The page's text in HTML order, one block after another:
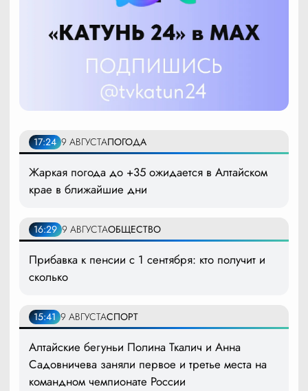
17:24 9 АВГУСТАПОГОДА
Жаркая погода до +35 ожидается в Алтайском
крае в ближайшие дни
16:29 9 АВГУСТАОБЩЕСТВО
Прибавка к пенсии с 1 сентября: кто получит и
сколько
15:41 9 АВГУСТАСПОРТ
Алтайские бегуньи Полина Ткалич и Анна
Садовничева заняли первое и третье места на
командном чемпионате России